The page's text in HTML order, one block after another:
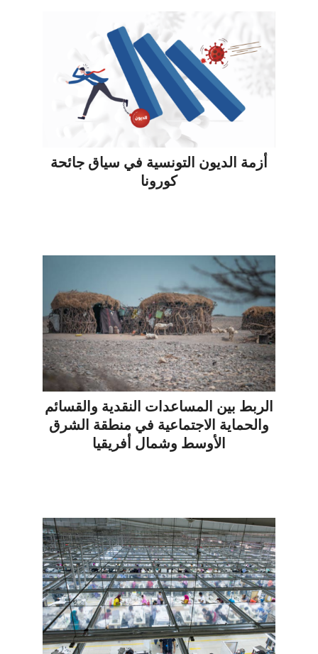
أزمة الديون التونسية في سياق جائحة
كورونا
الربط بين المساعدات النقدية والقسائم
والحماية الاجتماعية في منطقة الشرق
الأوسط وشمال أفريقيا